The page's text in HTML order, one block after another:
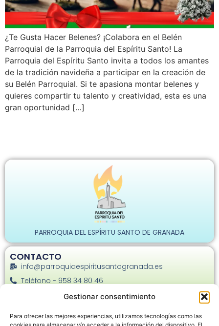
Gestionar consentimiento
Para ofrecer las mejores experiencias, utilizamos tecnologías como las
¿Te Gusta Hacer Belenes? ¡Colabora en el Belén
Parroquial de la Parroquia del Espíritu Santo! La
Parroquia del Espíritu Santo invita a todos los amantes
de la tradición navideña a participar en la creación de
su Belén Parroquial. Si te apasiona montar belenes y
quieres compartir tu talento y creatividad, esta es una
gran oportunidad […]
PARROQUIA DEL ESPÍRITU SANTO DE GRANADA
CONTACTO
info@parroquiaespiritusantogranada.es
Teléfono - 958 34 80 46
C. Joaquina Eguaras, 22 - 18013